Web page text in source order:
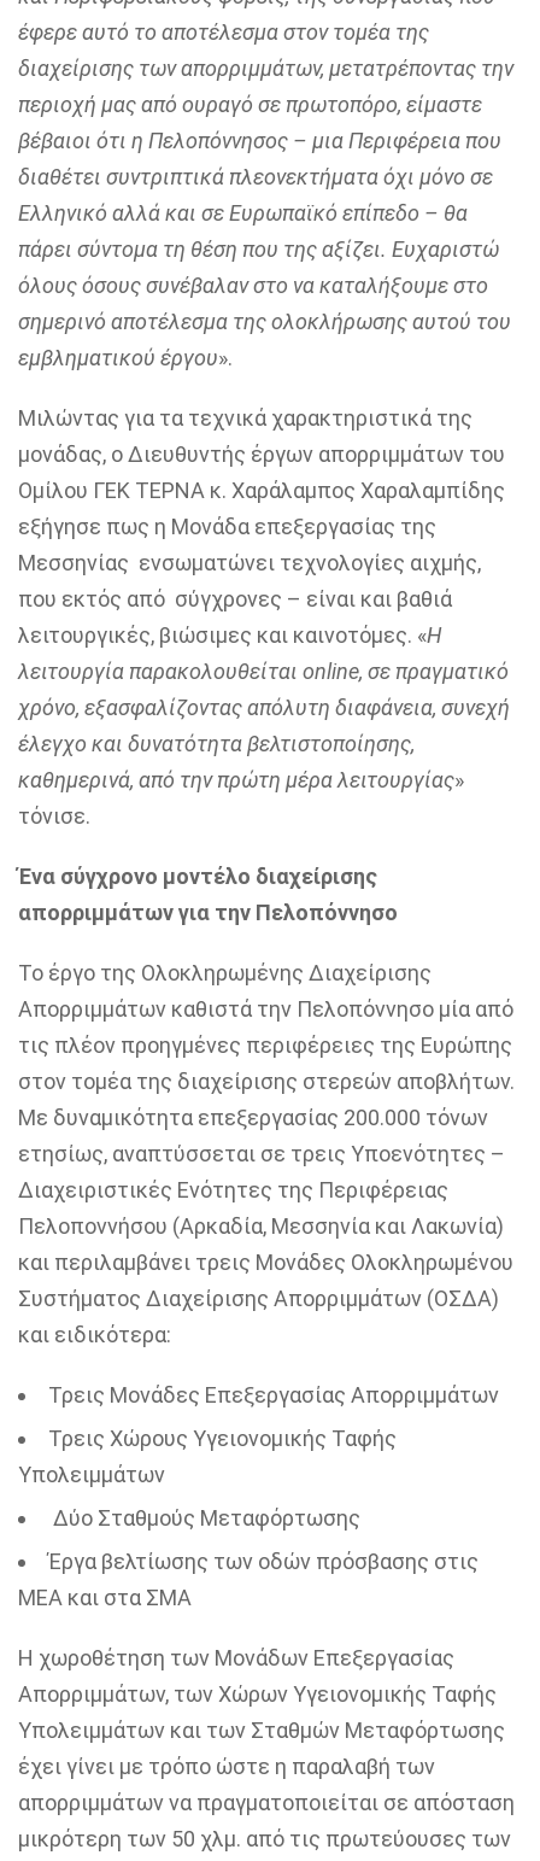
έφερε αυτό το αποτέλεσμα στον τομέα της
διαχείρισης των απορριμμάτων, μετατρέποντας την
περιοχή μας από ουραγό σε πρωτοπόρο, είμαστε
βέβαιοι ότι η Πελοπόννησος – μια Περιφέρεια που
διαθέτει συντριπτικά πλεονεκτήματα όχι μόνο σε
Ελληνικό αλλά και σε Ευρωπαϊκό επίπεδο – θα
πάρει σύντομα τη θέση που της αξίζει. Ευχαριστώ
όλους όσους συνέβαλαν στο να καταλήξουμε στο
σημερινό αποτέλεσμα της ολοκλήρωσης αυτού του
εμβληματικού έργου».
Μιλώντας για τα τεχνικά χαρακτηριστικά της
μονάδας, ο Διευθυντής έργων απορριμμάτων του
Ομίλου ΓΕΚ ΤΕΡΝΑ κ. Χαράλαμπος Χαραλαμπίδης
εξήγησε πως η Μονάδα επεξεργασίας της
Μεσσηνίας ενσωματώνει τεχνολογίες αιχμής,
που εκτός από σύγχρονες – είναι και βαθιά
λειτουργικές, βιώσιμες και καινοτόμες. «Η
λειτουργία παρακολουθείται online, σε πραγματικό
χρόνο, εξασφαλίζοντας απόλυτη διαφάνεια, συνεχή
έλεγχο και δυνατότητα βελτιστοποίησης,
καθημερινά, από την πρώτη μέρα λειτουργίας»
τόνισε.
Ένα σύγχρονο μοντέλο διαχείρισης
απορριμμάτων για την Πελοπόννησο
Το έργο της Ολοκληρωμένης Διαχείρισης
Απορριμμάτων καθιστά την Πελοπόννησο μία από
τις πλέον προηγμένες περιφέρειες της Ευρώπης
στον τομέα της διαχείρισης στερεών αποβλήτων.
Με δυναμικότητα επεξεργασίας 200.000 τόνων
ετησίως, αναπτύσσεται σε τρεις Υποενότητες –
Διαχειριστικές Ενότητες της Περιφέρειας
Πελοποννήσου (Αρκαδία, Μεσσηνία και Λακωνία)
και περιλαμβάνει τρεις Μονάδες Ολοκληρωμένου
Συστήματος Διαχείρισης Απορριμμάτων (ΟΣΔΑ)
και ειδικότερα:
Τρεις Μονάδες Επεξεργασίας Απορριμμάτων
Τρεις Χώρους Υγειονομικής Ταφής
Υπολειμμάτων
Δύο Σταθμούς Μεταφόρτωσης
Έργα βελτίωσης των οδών πρόσβασης στις
ΜΕΑ και στα ΣΜΑ
Η χωροθέτηση των Μονάδων Επεξεργασίας
Απορριμμάτων, των Χώρων Υγειονομικής Ταφής
Υπολειμμάτων και των Σταθμών Μεταφόρτωσης
έχει γίνει με τρόπο ώστε η παραλαβή των
απορριμμάτων να πραγματοποιείται σε απόσταση
μικρότερη των 50 χλμ. από τις πρωτεύουσες των